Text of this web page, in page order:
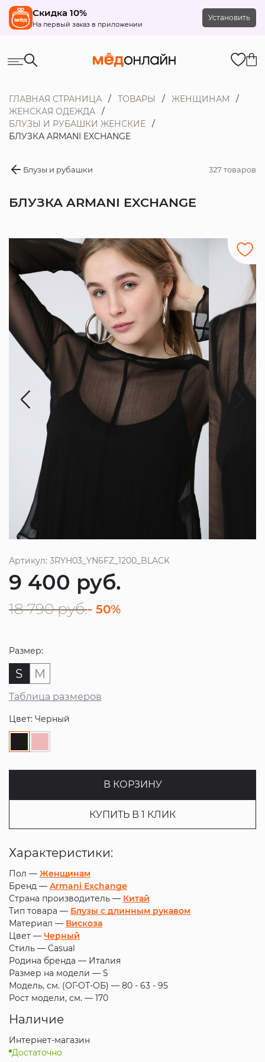
Скидка 10%
На первый заказ в приложении
Установить
ГЛАВНАЯ СТРАНИЦА ТОВАРЫ
ЖЕНЩИНАМ
ЖЕНСКАЯ ОДЕЖДА
БЛУЗЫ И РУБАШКИ ЖЕНСКИЕ
БЛУЗКА ARMANI EXCHANGE
Блузы и рубашки 327 товаров
БЛУЗКА ARMANI EXCHANGE
Артикул: 3RYH03_YN6FZ_1200_BLACK
9 400 руб.
18 790 руб.- 50%
Размер:
S M
Таблица размеров
Цвет: Черный
В КОРЗИНУ
КУПИТЬ В 1 КЛИК
Характеристики:
Пол — Женщинам
Бренд — Armani Exchange
Страна производитель — Китай
Тип товара — Блузы с длинным рукавом
Материал — Вискоза
Цвет — Черный
Стиль — Casual
Родина бренда — Италия
Размер на модели — S
Модель, см. (ОГ-ОТ-ОБ) — 80 - 63 - 95
Рост модели, см. — 170
Наличие
Интернет-магазин
Достаточно